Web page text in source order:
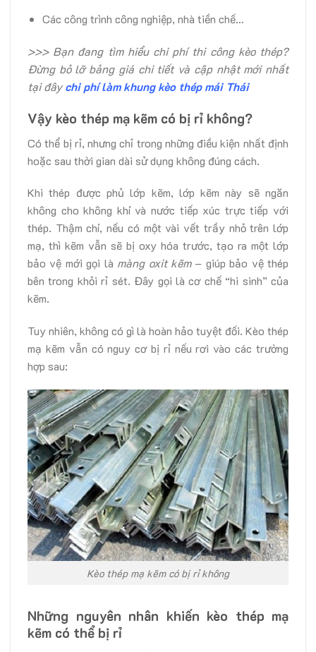
Các công trình công nghiệp, nhà tiền chế…
>>> Bạn đang tìm hiểu chi phí thi công kèo thép?
Đừng bỏ lỡ bảng giá chi tiết và cập nhật mới nhất
tại đâychi phí làm khung kèo thép mái Thái
Vậy kèo thép mạ kẽm có bị rỉ không?
Có thể bị rỉ, nhưng chỉ trong những điều kiện nhất định
hoặc sau thời gian dài sử dụng không đúng cách.
Khi thép được phủ lớp kẽm, lớp kẽm này sẽ ngăn
không cho không khí và nước tiếp xúc trực tiếp với
thép. Thậm chí, nếu có một vài vết trầy nhỏ trên lớp
mạ, thì kẽm vẫn sẽ bị oxy hóa trước, tạo ra một lớp
bảo vệ mới gọi là màng oxit kẽm– giúp bảo vệ thép
bên trong khỏi rỉ sét. Đây gọi là cơ chế “hi sinh” của
kẽm.
Tuy nhiên, không có gì là hoàn hảo tuyệt đối. Kèo thép
mạ kẽm vẫn có nguy cơ bị rỉ nếu rơi vào các trường
hợp sau:
Kèo thép mạ kẽm có bị rỉ không
Những nguyên nhân khiến kèo thép mạ
kẽm có thể bị rỉ